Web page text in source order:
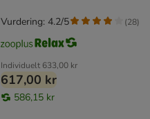
Individuelt 633,00 kr
617,00 kr
586,15 kr
Vurdering: 4.2/5 (28)